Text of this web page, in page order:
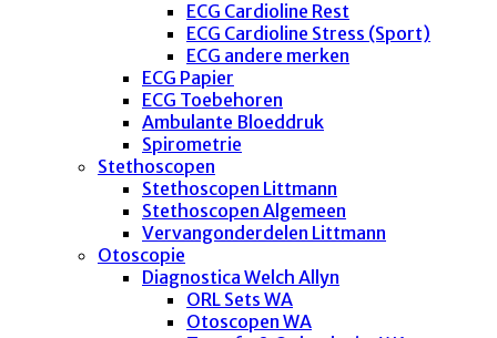
ECG Cardioline Rest
ECG Cardioline Stress (Sport)
ECG andere merken
ECG Papier
ECG Toebehoren
Ambulante Bloeddruk
Spirometrie
Stethoscopen
Stethoscopen Littmann
Stethoscopen Algemeen
Vervangonderdelen Littmann
Otoscopie
Diagnostica Welch Allyn
ORL Sets WA
Otoscopen WA